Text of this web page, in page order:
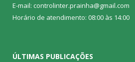
E-mail: controlinter.prainha@gmail.com
Horário de atendimento: 08:00 às 14:00
ÚLTIMAS PUBLICAÇÕES